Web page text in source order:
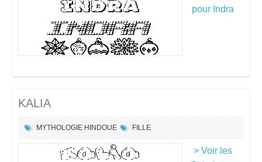
pour Indra
KALIA
MYTHOLOGIE HINDOUE FILLE
> Voir les